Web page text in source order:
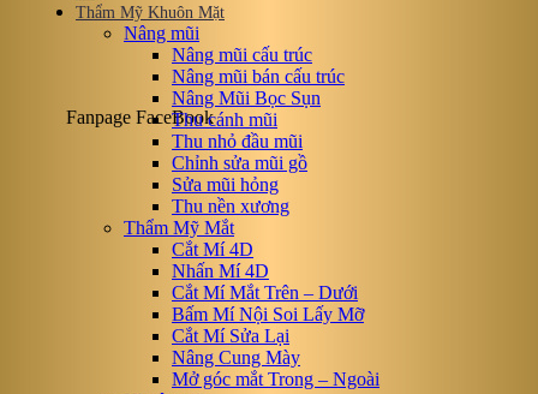
Fanpage FaceBook
Thẩm Mỹ Khuôn Mặt
Nâng mũi
Nâng mũi cấu trúc
Nâng mũi bán cấu trúc
Nâng Mũi Bọc Sụn
Thu cánh mũi
Thu nhỏ đầu mũi
Chỉnh sửa mũi gồ
Sửa mũi hỏng
Thu nền xương
Thẩm Mỹ Mắt
Cắt Mí 4D
Nhấn Mí 4D
Cắt Mí Mắt Trên – Dưới
Bấm Mí Nội Soi Lấy Mỡ
Cắt Mí Sửa Lại
Nâng Cung Mày
Mở góc mắt Trong – Ngoài